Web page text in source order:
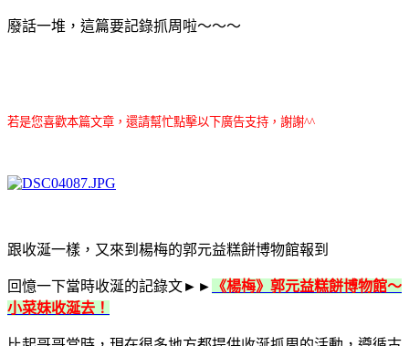
廢話一堆，這篇要記錄抓周啦～～～
若是您喜歡本篇文章，還請幫忙點擊以下廣告支持，謝謝^^
跟收涎一樣，又來到楊梅的郭元益糕餅博物館報到
回憶一下當時收涎的記錄文►►
《楊梅》郭元益糕餅博物館～
小菜妹收涎去！